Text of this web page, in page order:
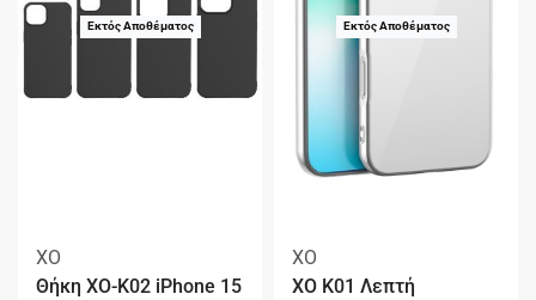
Εκτός Αποθέματος
XO
Θήκη XO-K02 iPhone 15
Εκτός Αποθέματος
XO
XO K01 Λεπτή